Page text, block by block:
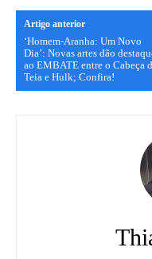
Artigo anterior
‘Homem-Aranha: Um Novo
Dia’: Novas artes dão
ao EMBATE entre o Cabeça
Teia e Hulk; Confira!